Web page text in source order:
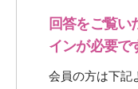
回答をご覧い
インが必要で
会員の方は下記